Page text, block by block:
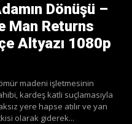
Dönüşü –
Man Returns
Altyazı 1080p
madeni işletmesinin
kardeş katli suçlamasıyla
yere hapse atılır ve yan
olarak giderek...